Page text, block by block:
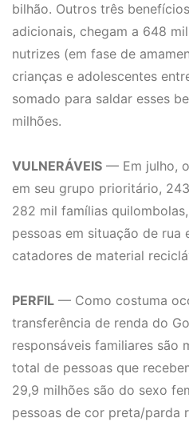
bilhão. Outros três
adicionais, chegam a 648
nutrizes (em fase de
crianças e adolescentes
somado para saldar esses
milhões.
VULNERÁVEIS — Em julho,
em seu grupo prioritário,
282 mil famílias
pessoas em situação de rua
catadores de material
PERFIL — Como costuma
transferência de renda do
responsáveis familiares são
total de pessoas que
29,9 milhões são do sexo
pessoas de cor preta/parda